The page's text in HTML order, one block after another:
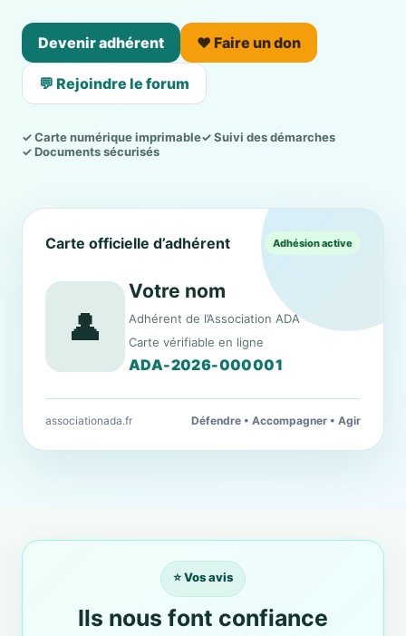
Devenir adhérent ❤️ Faire un don
💬 Rejoindre le forum
✓ Carte numérique imprimable✓ Suivi des démarches
✓ Documents sécurisés
Carte officielle d’adhérent Adhésion active
👤
Votre nom
Adhérent de l’Association ADA
Carte vérifiable en ligne
ADA-2026-000001
associationada.fr Défendre • Accompagner • Agir
⭐ Vos avis
Ils nous font confiance